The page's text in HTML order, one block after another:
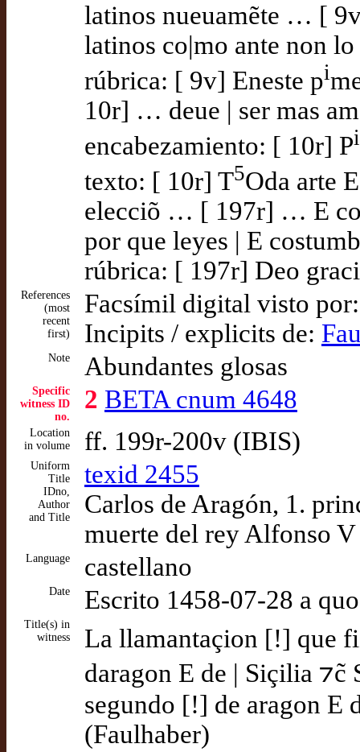
latinos nueuamẽte … [
latinos co|mo ante non lo
rúbrica: [ 9v] Eneste pi
10r] … deue | ser mas
encabezamiento: [ 10r] Pi
texto: [ 10r] T5Oda arte
elecciõ … [ 197r] … E
por que leyes | E
rúbrica: [ 197r] Deo
References
(most
recent
first)
Facsímil digital visto
Incipits / explicits de:
Note Abundantes glosas
Specific
witness ID
no.
2 BETA cnum 4648
Location
in volume
ff. 199r-200v (IBIS)
Uniform
Title
IDno,
Author
and Title
texid 2455
Carlos de Aragón, 1.
muerte del rey Alfonso
Language castellano
Date Escrito 1458-07-28 a quo
Title(s) in
witness
La llamantaçion [!] que
daragon E de | Siçilia ⁊c̃
segundo [!] de aragon E
(Faulhaber)